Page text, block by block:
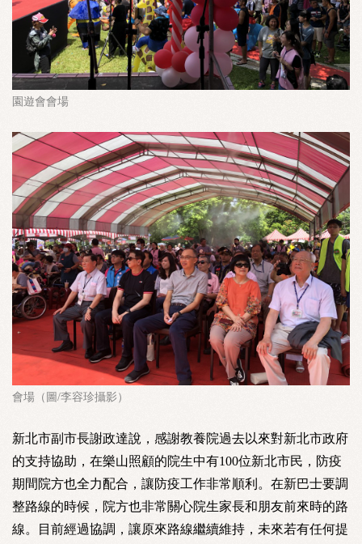
園遊會會場
會場（圖/李容珍攝影）
新北市副市長謝政達說，感謝教養院過去以來對新北市政府
的支持協助，在樂山照顧的院生中有100位新北市民，防疫
期間院方也全力配合，讓防疫工作非常順利。在新巴士要調
整路線的時候，院方也非常關心院生家長和朋友前來時的路
線。目前經過協調，讓原來路線繼續維持，未來若有任何提